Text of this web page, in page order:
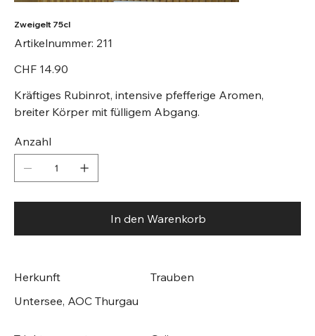
Zweigelt 75cl
Artikelnummer: Artikelnummer:
211
211
Preis
CHF 14.90
Kräftiges Rubinrot, intensive pfefferige Aromen,
breiter Körper mit fülligem Abgang.
Anzahl
In den Warenkorb
Herkunft
Untersee, AOC Thurgau
Trauben